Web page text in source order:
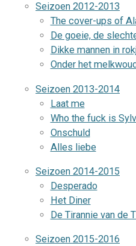
Seizoen 2012-2013
The cover-ups of
De goeie, de
Dikke mannen in
Onder het melkwoud
Seizoen 2013-2014
Laat me
Who the fuck is
Onschuld
Alles liebe
Seizoen 2014-2015
Desperado
Het Diner
De Tirannie van de
Seizoen 2015-2016